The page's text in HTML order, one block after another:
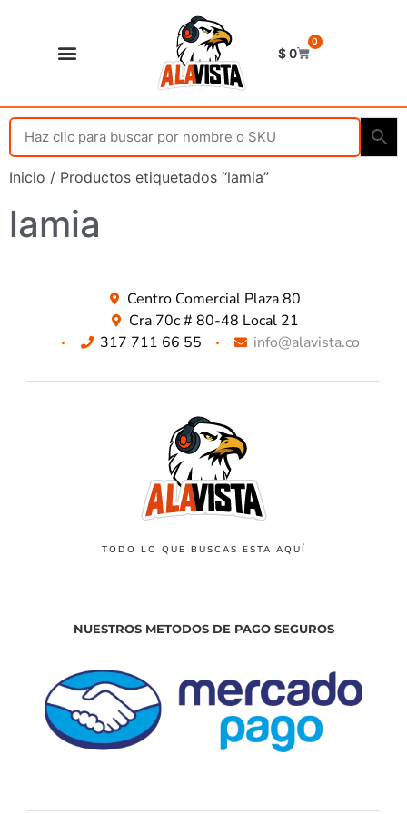
$0
0
Inicio / Productos etiquetados “lamia”
lamia
Centro Comercial Plaza 80
Cra 70c # 80-48 Local 21
317 711 66 55
info@alavista.co
TODO LO QUE BUSCAS ESTA AQUÍ
NUESTROS METODOS DE PAGO SEGUROS